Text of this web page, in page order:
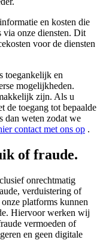
en kosten die
via onze diensten. Dit
voor de diensten
toegankelijk en
mogelijkheden.
zijn. Als u
de toegang tot bepaalde
dan weten zodat we
contact met ons op .
of fraude.
onrechtmatig
verduistering of
platforms kunnen
Hiervoor werken wij
vermoeden of
en geen digitale